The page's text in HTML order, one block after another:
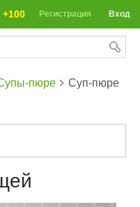
Вход
Регистрация
+100
пюре
Суп-пюре